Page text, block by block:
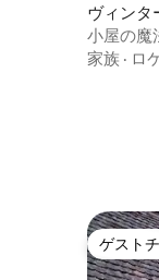
ヴィンタ
小屋の魔
家族 · ロ
ゲスト
ゲスト